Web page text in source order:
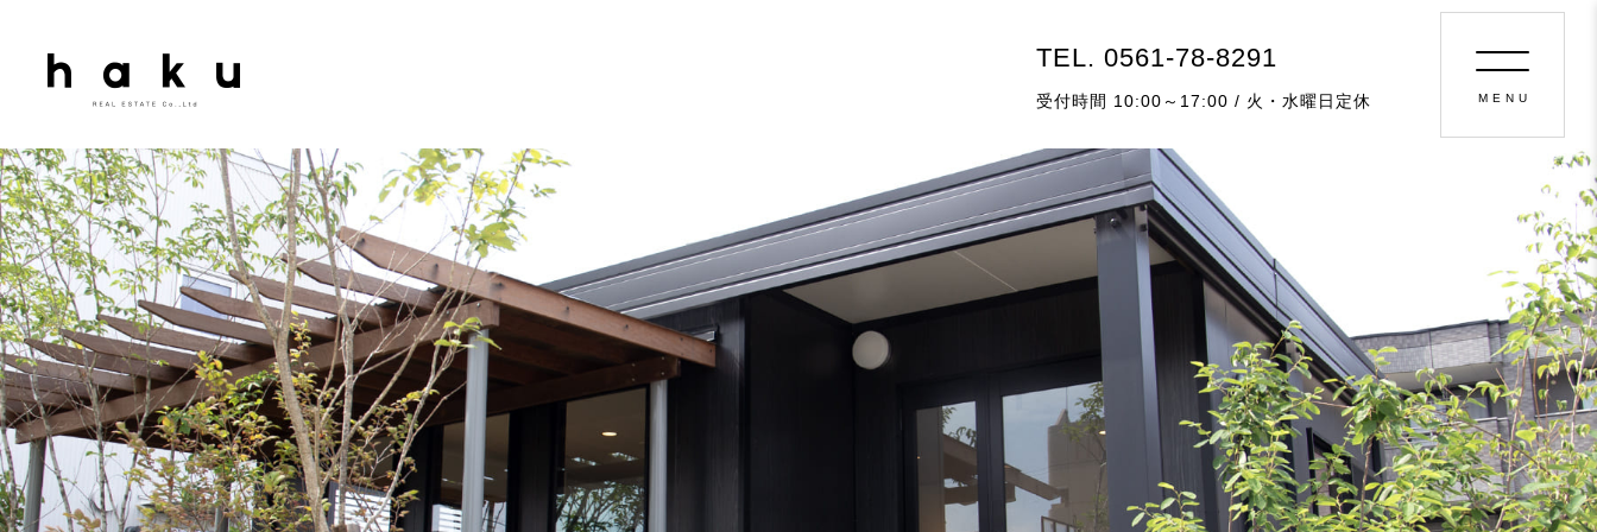
TEL. 0561-78-8291
受付時間 10:00～17:00 / 火・水曜日定休 MENU